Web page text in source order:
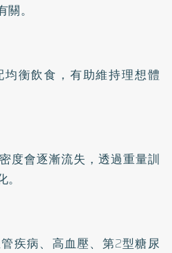
。
衡飲食，有助維持理想體
度會逐漸流失，透過重量訓
疾病、高血壓、第2型糖尿